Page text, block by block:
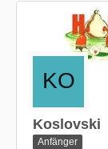
Koslovski
Anfänger